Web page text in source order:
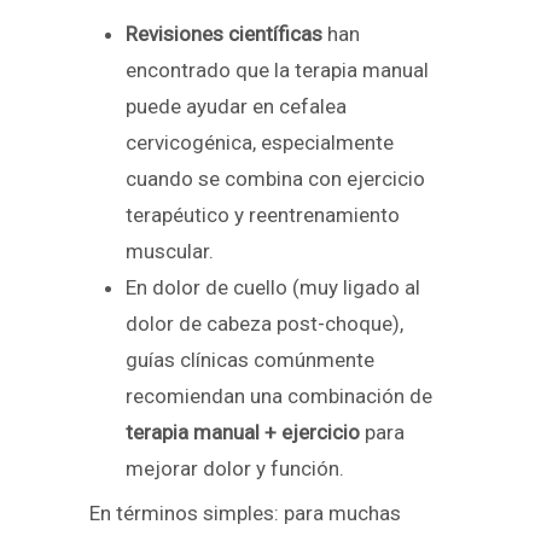
Revisiones científicas han
encontrado que la terapia manual
puede ayudar en cefalea
cervicogénica, especialmente
cuando se combina con ejercicio
terapéutico y reentrenamiento
muscular.
En dolor de cuello (muy ligado al
dolor de cabeza post-choque),
guías clínicas comúnmente
recomiendan una combinación de
terapia manual + ejercicio para
mejorar dolor y función.
En términos simples: para muchas